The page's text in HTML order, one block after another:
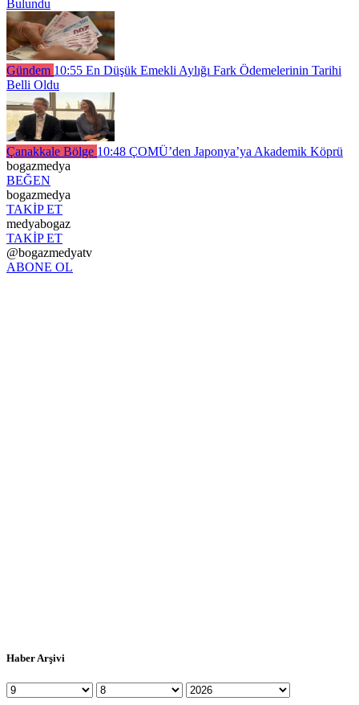
Bulundu
Gündem 10:55 En Düşük Emekli Aylığı Fark Ödemelerinin Tarihi
Belli Oldu
Çanakkale Bölge 10:48 ÇOMÜ’den Japonya’ya Akademik Köprü
bogazmedya
BEĞEN
bogazmedya
TAKİP ET
medyabogaz
TAKİP ET
@bogazmedyatv
ABONE OL
Haber Arşivi